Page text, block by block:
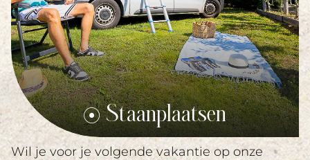
Staanplaatsen
Wil je voor je volgende vakantie op onze